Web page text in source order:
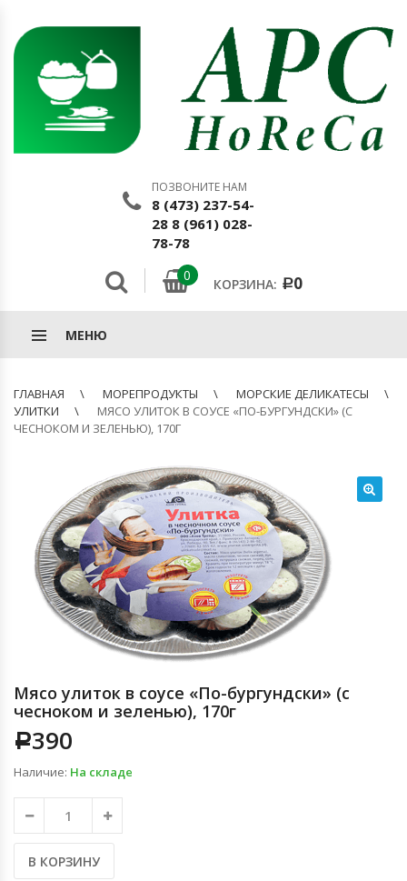
ПОЗВОНИТЕ НАМ
8 (473) 237-54-
28 8 (961) 028-
78-78
0
КОРЗИНА: Р0
МЕНЮ
ГЛАВНАЯ МОРЕПРОДУКТЫ
МОРСКИЕ ДЕЛИКАТЕСЫ
УЛИТКИ
МЯСО УЛИТОК В СОУСЕ «ПО-БУРГУНДСКИ» (С
ЧЕСНОКОМ И ЗЕЛЕНЬЮ), 170Г
Мясо улиток в соусе «По-бургундски» (с
чесноком и зеленью), 170г
Р390
Наличие: На складе
В КОРЗИНУ